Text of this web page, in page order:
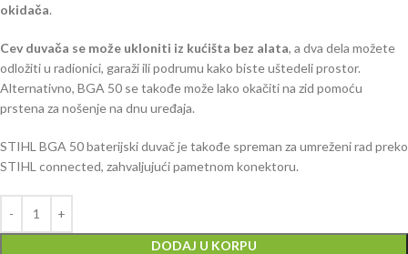
okidača.
Cev duvača se može ukloniti iz kućišta bez alata, a dva dela možete
odložiti u radionici, garaži ili podrumu kako biste uštedeli prostor.
Alternativno, BGA 50 se takođe može lako okačiti na zid pomoću
prstena za nošenje na dnu uređaja.
STIHL BGA 50 baterijski duvač je takođe spreman za umreženi rad preko
STIHL connected, zahvaljujući pametnom konektoru.
DODAJ U KORPU